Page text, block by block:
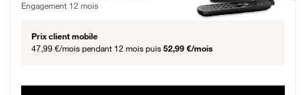
Engagement 12 mois
Prix client mobile
47,99 €/mois pendant 12 mois puis 52,99 €/mois